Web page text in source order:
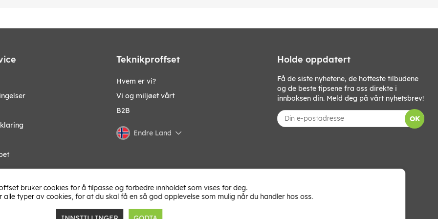
med digital trafikkmottaker
Teknikproffset
Hvem er vi?
Vi og miljøet vårt
B2B
Endre Land
Holde oppdatert
Få de siste nyhetene, de hotteste tilbudene
og de beste tipsene fra oss direkte i
innboksen din. Meld deg på vårt nyhetsbrev!
OK
bruker cookies for å tilpasse og forbedre innholdet som vises for deg.
typer av cookies, for at du skal få en så god opplevelse som mulig når du handler hos oss.